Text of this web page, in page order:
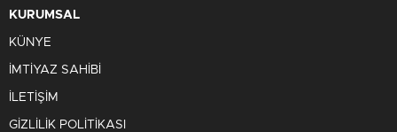
KURUMSAL
KÜNYE
İMTİYAZ SAHİBİ
İLETİŞİM
GİZLİLİK POLİTİKASI